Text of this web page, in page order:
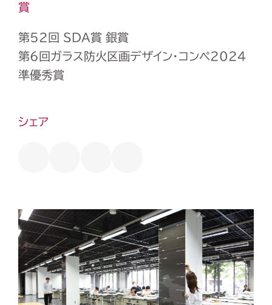
賞
第52回 SDA賞 銀賞
第6回ガラス防火区画デザイン・コンペ2024
準優秀賞
シェア